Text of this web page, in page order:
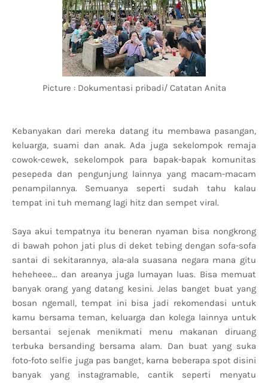
Picture : Dokumentasi pribadi/ Catatan Anita
Kebanyakan dari mereka datang itu membawa pasangan,
keluarga, suami dan anak. Ada juga sekelompok remaja
cowok-cewek, sekelompok para bapak-bapak komunitas
pesepeda dan pengunjung lainnya yang macam-macam
penampilannya. Semuanya seperti sudah tahu kalau
tempat ini tuh memang lagi hitz dan sempet viral.
Saya akui tempatnya itu beneran nyaman bisa nongkrong
di bawah pohon jati plus di deket tebing dengan sofa-sofa
santai di sekitarannya, ala-ala suasana negara mana gitu
heheheee... dan areanya juga lumayan luas. Bisa memuat
banyak orang yang datang kesini. Jelas banget buat yang
bosan ngemall, tempat ini bisa jadi rekomendasi untuk
kamu bersama teman, keluarga dan kolega lainnya untuk
bersantai sejenak menikmati menu makanan diruang
terbuka bersanding bersama alam. Dan buat yang suka
foto-foto selfie juga pas banget, karna beberapa spot disini
banyak yang instagramable, cantik seperti menyatu